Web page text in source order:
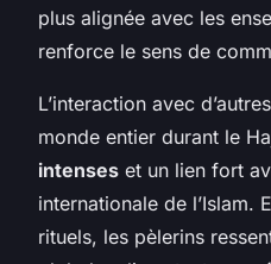
plus alignée avec les
renforce le sens de
L’interaction avec
monde entier durant le
intenses et un lien fort
internationale de l’Islam.
rituels, les pèlerins